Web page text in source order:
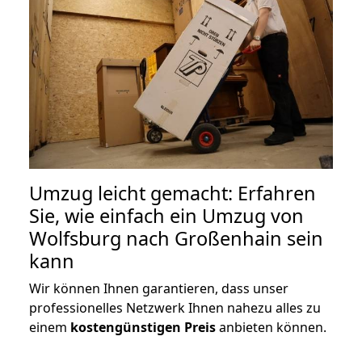
Umzug leicht gemacht: Erfahren
Sie, wie einfach ein Umzug von
Wolfsburg nach Großenhain sein
kann
Wir können Ihnen garantieren, dass unser
professionelles Netzwerk Ihnen nahezu alles zu
einem kostengünstigen Preisanbieten können.